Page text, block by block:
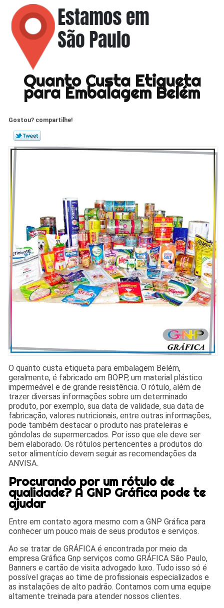
Quanto Custa Etiqueta
para Embalagem Belém
Gostou? compartilhe!
O quanto custa etiqueta para embalagem Belém,
geralmente, é fabricado em BOPP, um material plástico
impermeável e de grande resistência. O rótulo, além de
trazer diversas informações sobre um determinado
produto, por exemplo, sua data de validade, sua data de
fabricação, valores nutricionais, entre outras informações,
pode também destacar o produto nas prateleiras e
gôndolas de supermercados. Por isso que ele deve ser
bem elaborado. Os rótulos pertencentes a produtos do
setor alimentício devem seguir as recomendações da
ANVISA.
Procurando por um rótulo de
qualidade? A GNP Gráfica pode te
ajudar
Entre em contato agora mesmo com a GNP Gráfica para
conhecer um pouco mais de seus produtos e serviços.
Ao se tratar de GRÁFICA é encontrada por meio da
empresa Gráfica Gnp serviços como GRÁFICA São Paulo,
Banners e cartão de visita advogado luxo. Tudo isso só é
possível graças ao time de profissionais especializados e
as instalações de alto padrão. Contamos com uma equipe
altamente treinada para atender nossos clientes.